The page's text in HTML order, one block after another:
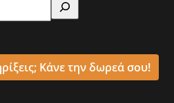
Κάνε την δωρεά σου!